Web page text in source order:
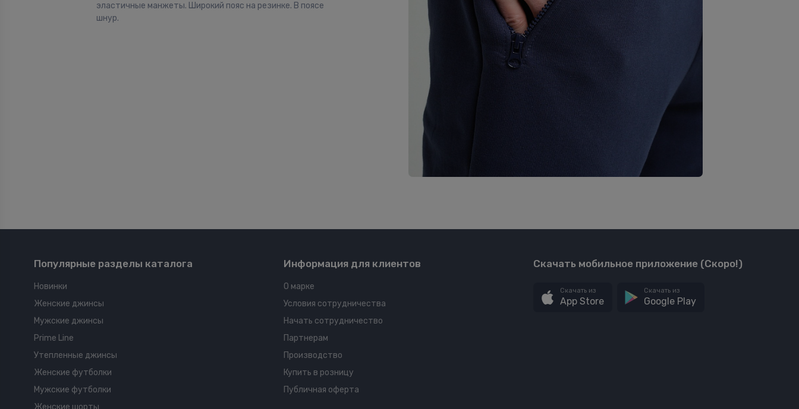
эластичные манжеты. Широкий пояс на резинке. В поясе
шнур.
Популярные разделы каталога
Новинки
Женские джинсы
Мужские джинсы
Prime Line
Утепленные джинсы
Женские футболки
Мужские футболки
Информация для клиентов
О марке
Условия сотрудничества
Начать сотрудничество
Партнерам
Производство
Купить в розницу
Публичная оферта
Скачать мобильное приложение (Скоро!)
Скачать из
App Store
Скачать из
Google Play